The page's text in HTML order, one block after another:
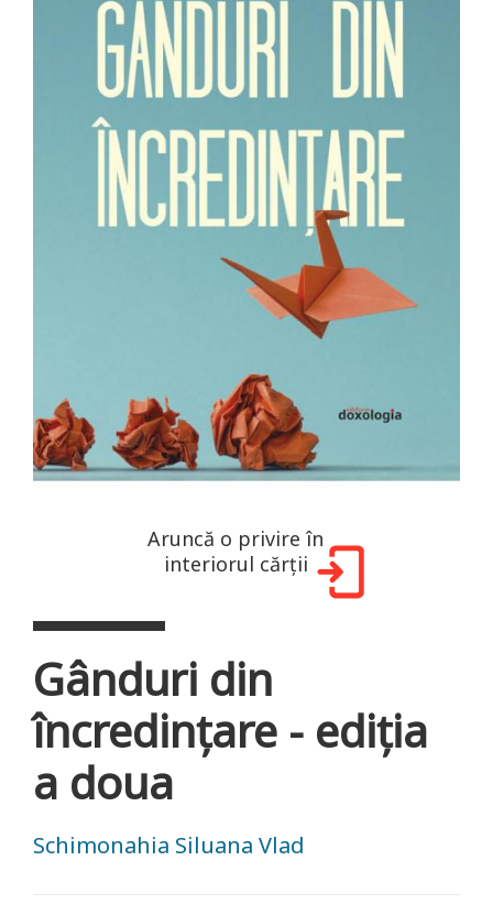
Aruncă o privire în
interiorul cărții
Gânduri din
încredințare - ediția
a doua
Schimonahia Siluana Vlad